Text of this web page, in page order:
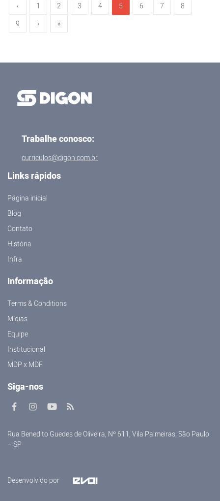
‹ 1 2 3 4 5 6 7
8
9
› »
Trabalhe conosco:
curriculos@digon.com.br
Links rápidos
Página inicial
Blog
Contato
História
Infra
Informação
Terms & Conditions
Mídias
Equipe
Institucional
MDP x MDF
Siga-nos
Rua Benedito Guedes de Oliveira, Nº 611, Vila Palmeiras, São Paulo
– SP
Desenvolvido por